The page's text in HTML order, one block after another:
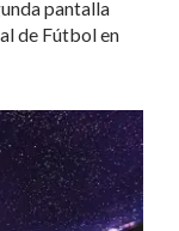
pantalla
de Fútbol en